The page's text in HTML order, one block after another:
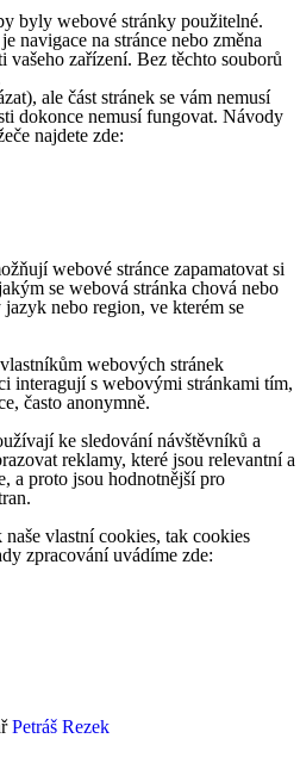
byly webové stránky použitelné.
navigace na stránce nebo změna
zařízení. Bez těchto souborů
ale část stránek se vám nemusí
dokonce nemusí fungovat. Návody
najdete zde:
webové stránce zapamatovat si
se webová stránka chová nebo
nebo region, ve kterém se
webových stránek
interagují s webovými stránkami tím,
často anonymně.
ke sledování návštěvníků a
reklamy, které jsou relevantní a
a proto jsou hodnotnější pro
vlastní cookies, tak cookies
zpracování uvádíme zde:
Petráš Rezek